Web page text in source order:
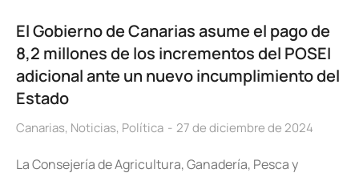
El Gobierno de Canarias asume el pago de
8,2 millones de los incrementos del POSEI
adicional ante un nuevo incumplimiento del
Estado
Canarias, Noticias, Política 27 de diciembre de 2024
La Consejería de Agricultura, Ganadería, Pesca y